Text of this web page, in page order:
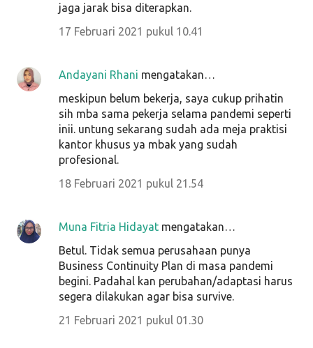
jaga jarak bisa diterapkan.
17 Februari 2021 pukul 10.41
Andayani Rhani mengatakan…
meskipun belum bekerja, saya cukup prihatin
sih mba sama pekerja selama pandemi seperti
inii. untung sekarang sudah ada meja praktisi
kantor khusus ya mbak yang sudah
profesional.
18 Februari 2021 pukul 21.54
Muna Fitria Hidayat mengatakan…
Betul. Tidak semua perusahaan punya
Business Continuity Plan di masa pandemi
begini. Padahal kan perubahan/adaptasi harus
segera dilakukan agar bisa survive.
21 Februari 2021 pukul 01.30